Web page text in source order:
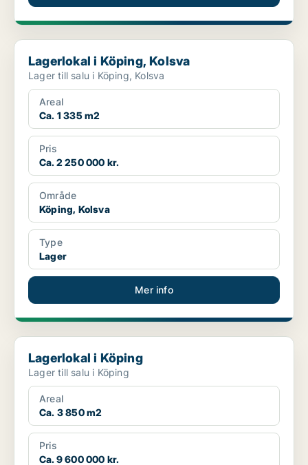
Lagerlokal i Köping, Kolsva
Lagerlokal i Köping, Kolsva
Lager till salu i Köping, Kolsva
Areal
Ca. 1 335 m2
Pris
Ca. 2 250 000 kr.
Område
Köping, Kolsva
Type
Lager
Mer info
Lagerlokal i Köping
Lagerlokal i Köping
Lager till salu i Köping
Areal
Ca. 3 850 m2
Pris
Ca. 9 600 000 kr.